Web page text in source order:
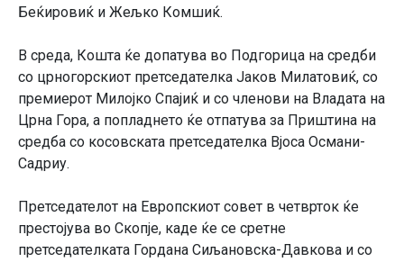
Беќировиќ и Жељко Комшиќ.
В среда, Кошта ќе допатува во Подгорица на средби
со црногорскиот претседателка Јаков Милатовиќ, со
премиерот Милојко Спајиќ и со членови на Владата на
Црна Гора, а попладнето ќе отпатува за Приштина на
средба со косовската претседателка Вјоса Османи-
Садриу.
Претседателот на Европскиот совет в четврток ќе
престојува во Скопје, каде ќе се сретне
претседателката Гордана Сиљановска-Давкова и со